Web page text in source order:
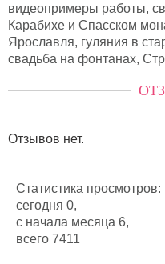
видеопримеры работы,
Карабихе и Спасском
Ярославля, гуляния в
свадьба на фонтанах,
Отзывов нет.
Статистика просмотров:
сегодня 0,
с начала месяца 6,
всего 7411